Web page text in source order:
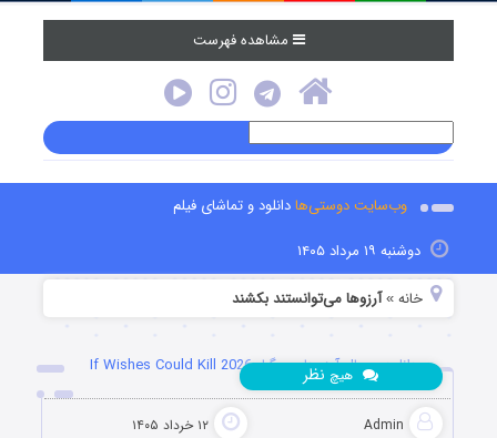
مشاهده فهرست
وب‌سایت دوستی‌هادانلود و تماشای فیلم
دوشنبه ۱۹ مرداد ۱۴۰۵
خانه »آرزوها می‌توانستند بکشند
دانلود سریال آرزوهای مرگبار If Wishes Could Kill 2026
Admin ۱۲ خرداد ۱۴۰۵
هیچ نظر